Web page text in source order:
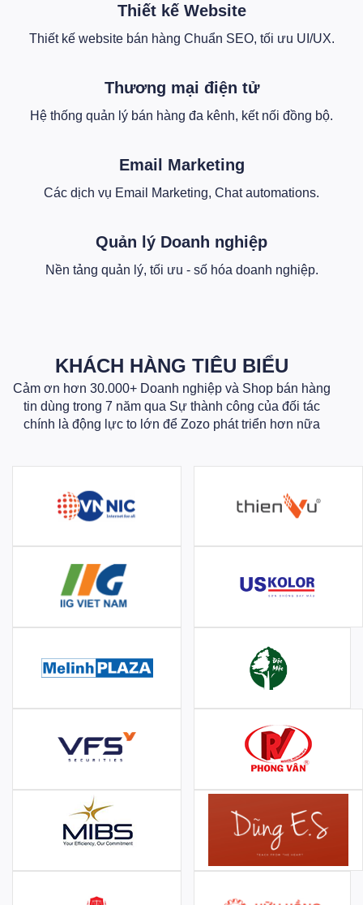
Thiết kế Website
Thiết kế website bán hàng Chuẩn SEO, tối ưu UI/UX.
Thương mại điện tử
Hệ thống quản lý bán hàng đa kênh, kết nối đồng bộ.
Email Marketing
Các dịch vụ Email Marketing, Chat automations.
Quản lý Doanh nghiệp
Nền tảng quản lý, tối ưu - số hóa doanh nghiệp.
KHÁCH HÀNG TIÊU BIỂU
Cảm ơn hơn 30.000+ Doanh nghiệp và Shop bán hàng
tin dùng trong 7 năm qua Sự thành công của đối tác
chính là động lực to lớn để Zozo phát triển hơn nữa